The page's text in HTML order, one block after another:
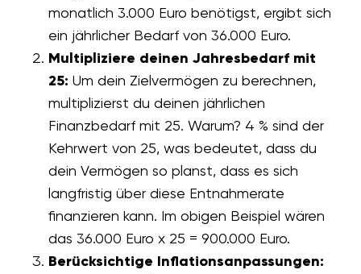
monatlich 3.000 Euro benötigst, ergibt sich
ein jährlicher Bedarf von 36.000 Euro.
Multipliziere deinen Jahresbedarf mit
25: Um dein Zielvermögen zu berechnen,
multiplizierst du deinen jährlichen
Finanzbedarf mit 25. Warum? 4 % sind der
Kehrwert von 25, was bedeutet, dass du
dein Vermögen so planst, dass es sich
langfristig über diese Entnahmerate
finanzieren kann. Im obigen Beispiel wären
das 36.000 Euro x 25 = 900.000 Euro.
Berücksichtige Inflationsanpassungen: